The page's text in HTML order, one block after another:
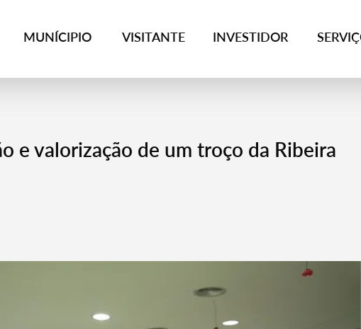
MUNÍCIPIO VISITANTE INVESTIDOR
e valorização de um troço da Ribeira